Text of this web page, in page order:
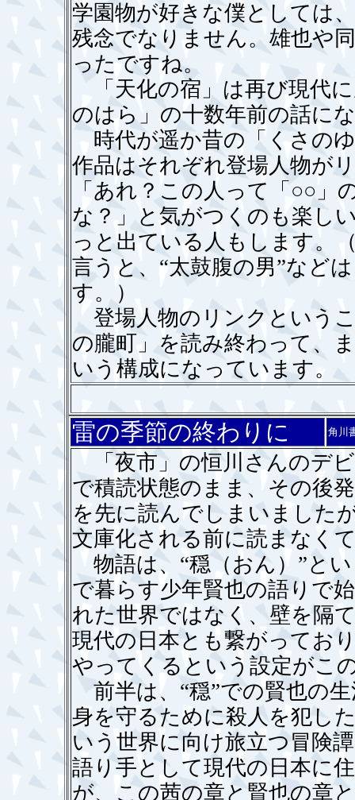
学園物が好きな僕としては
残念でなりません。雄也や
ったですね。
「天化の宿」は再び現代
のはら」の十数年前の話に
時代が遥か昔の「くさの
作品はそれぞれ登場人物が
「あれ？この人って「○○」
な？」と気がつくのも楽し
っと出ている人もします。
言うと、“太鼓腹の男”など
す。）
登場人物のリンクという
の朧町」を読み終わって、
いう構成になっています。
雷の季節の終わりに 角川
「夜市」の恒川さんのデ
で積読状態のまま、その後
を先に読んでしまいました
文庫化される前に読まなく
物語は、“穏（おん）”と
で暮らす少年賢也の語りで
れた世界ではなく、壁を隔
現代の日本とも繋がってお
やってくるという設定がこ
前半は、“穏”での賢也の
身を守るために殺人を犯し
いう世界に向け旅立つ冒険
語り手として現代の日本に
が、この茜の章と賢也の章